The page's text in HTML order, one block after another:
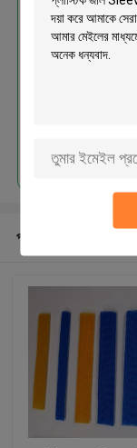
প্রস্তাবিত পণ্য